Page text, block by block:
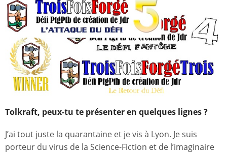
Tolkraft, peux-tu te présenter en quelques lignes ?
J’ai tout juste la quarantaine et je vis à Lyon. Je suis
porteur du virus de la Science-Fiction et de l’imaginaire